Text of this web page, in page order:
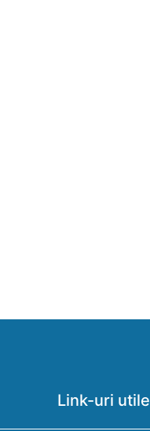
Link-uri utile